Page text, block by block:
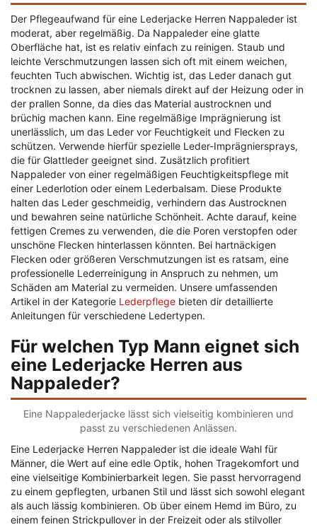
Der Pflegeaufwand für eine Lederjacke Herren Nappaleder ist
moderat, aber regelmäßig. Da Nappaleder eine glatte
Oberfläche hat, ist es relativ einfach zu reinigen. Staub und
leichte Verschmutzungen lassen sich oft mit einem weichen,
feuchten Tuch abwischen. Wichtig ist, das Leder danach gut
trocknen zu lassen, aber niemals direkt auf der Heizung oder in
der prallen Sonne, da dies das Material austrocknen und
brüchig machen kann. Eine regelmäßige Imprägnierung ist
unerlässlich, um das Leder vor Feuchtigkeit und Flecken zu
schützen. Verwende hierfür spezielle Leder-Imprägniersprays,
die für Glattleder geeignet sind. Zusätzlich profitiert
Nappaleder von einer regelmäßigen Feuchtigkeitspflege mit
einer Lederlotion oder einem Lederbalsam. Diese Produkte
halten das Leder geschmeidig, verhindern das Austrocknen
und bewahren seine natürliche Schönheit. Achte darauf, keine
fettigen Cremes zu verwenden, die die Poren verstopfen oder
unschöne Flecken hinterlassen könnten. Bei hartnäckigen
Flecken oder größeren Verschmutzungen ist es ratsam, eine
professionelle Lederreinigung in Anspruch zu nehmen, um
Schäden am Material zu vermeiden. Unsere umfassenden
Artikel in der Kategorie Lederpflege bieten dir detaillierte
Anleitungen für verschiedene Ledertypen.
Für welchen Typ Mann eignet sich
eine Lederjacke Herren aus
Nappaleder?
Eine Nappalederjacke lässt sich vielseitig kombinieren und
passt zu verschiedenen Anlässen.
Eine Lederjacke Herren Nappaleder ist die ideale Wahl für
Männer, die Wert auf eine edle Optik, hohen Tragekomfort und
eine vielseitige Kombinierbarkeit legen. Sie passt hervorragend
zu einem gepflegten, urbanen Stil und lässt sich sowohl elegant
als auch lässig kombinieren. Ob über einem Hemd im Büro, zu
einem feinen Strickpullover in der Freizeit oder als stilvoller